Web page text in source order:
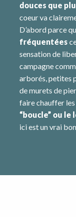
douces que
coeur va
D’abord parce
fréquentées
sensation de
campagne
arborés, petites
de murets de
faire chauffer
“boucle” ou le
ici est un vrai